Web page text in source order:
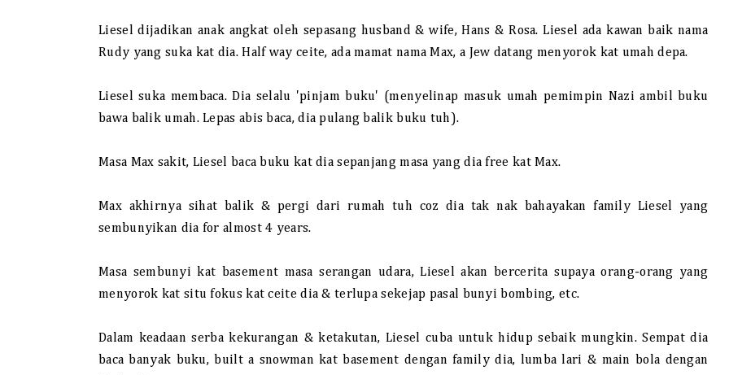
Liesel dijadikan anak angkat oleh sepasang husband & wife, Hans & Rosa. Liesel ada kawan baik nama
Rudy yang suka kat dia. Half way ceite, ada mamat nama Max, a Jew datang menyorok kat umah depa.
Liesel suka membaca. Dia selalu 'pinjam buku' (menyelinap masuk umah pemimpin Nazi ambil buku
bawa balik umah. Lepas abis baca, dia pulang balik buku tuh).
Masa Max sakit, Liesel baca buku kat dia sepanjang masa yang dia free kat Max.
Max akhirnya sihat balik & pergi dari rumah tuh coz dia tak nak bahayakan family Liesel yang
sembunyikan dia for almost 4 years.
Masa sembunyi kat basement masa serangan udara, Liesel akan bercerita supaya orang-orang yang
menyorok kat situ fokus kat ceite dia & terlupa sekejap pasal bunyi bombing, etc.
Dalam keadaan serba kekurangan & ketakutan, Liesel cuba untuk hidup sebaik mungkin. Sempat dia
baca banyak buku, built a snowman kat basement dengan family dia, lumba lari & main bola dengan